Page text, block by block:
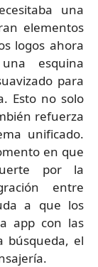
una
elementos
logos ahora
esquina
para
Esto no solo
refuerza
unificado.
en que
por la
entre
a que los
app con las
búsqueda, el